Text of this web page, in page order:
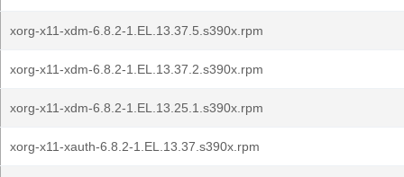
xorg-x11-xdm-6.8.2-1.EL.13.37.5.s390x.rpm
xorg-x11-xdm-6.8.2-1.EL.13.37.2.s390x.rpm
xorg-x11-xdm-6.8.2-1.EL.13.25.1.s390x.rpm
xorg-x11-xauth-6.8.2-1.EL.13.37.s390x.rpm